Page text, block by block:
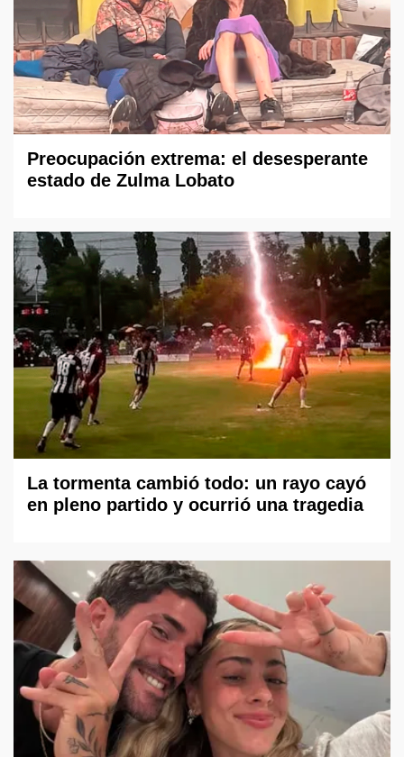
Preocupación extrema: el desesperante
estado de Zulma Lobato
La tormenta cambió todo: un rayo cayó
en pleno partido y ocurrió una tragedia